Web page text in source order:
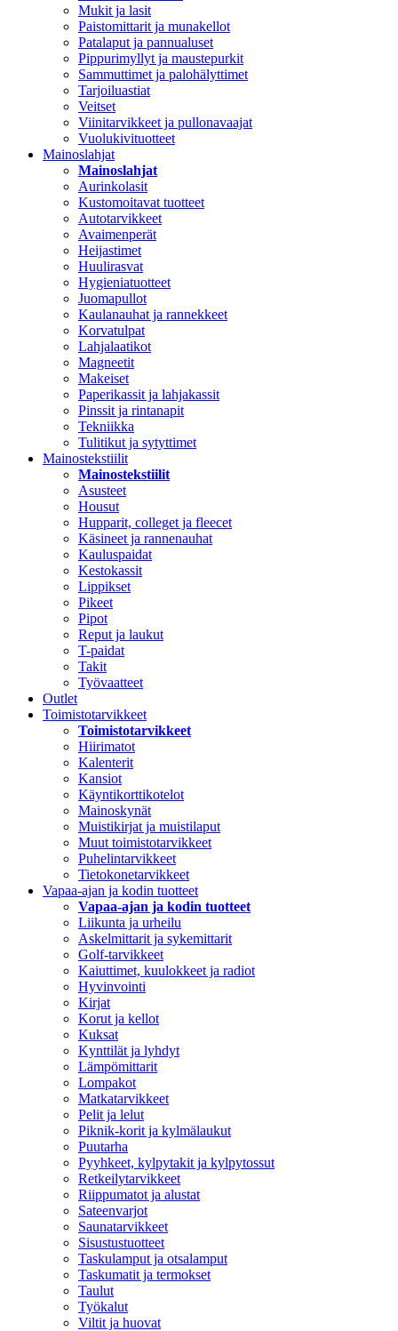
Mukit ja lasit
Paistomittarit ja munakellot
Patalaput ja pannualuset
Pippurimyllyt ja maustepurkit
Sammuttimet ja palohälyttimet
Tarjoiluastiat
Veitset
Viinitarvikkeet ja pullonavaajat
Vuolukivituotteet
Mainoslahjat
Mainoslahjat
Aurinkolasit
Kustomoitavat tuotteet
Autotarvikkeet
Avaimenperät
Heijastimet
Huulirasvat
Hygieniatuotteet
Juomapullot
Kaulanauhat ja rannekkeet
Korvatulpat
Lahjalaatikot
Magneetit
Makeiset
Paperikassit ja lahjakassit
Pinssit ja rintanapit
Tekniikka
Tulitikut ja sytyttimet
Mainostekstiilit
Mainostekstiilit
Asusteet
Housut
Hupparit, colleget ja fleecet
Käsineet ja rannenauhat
Kauluspaidat
Kestokassit
Lippikset
Pikeet
Pipot
Reput ja laukut
T-paidat
Takit
Työvaatteet
Outlet
Toimistotarvikkeet
Toimistotarvikkeet
Hiirimatot
Kalenterit
Kansiot
Käyntikorttikotelot
Mainoskynät
Muistikirjat ja muistilaput
Muut toimistotarvikkeet
Puhelintarvikkeet
Tietokonetarvikkeet
Vapaa-ajan ja kodin tuotteet
Vapaa-ajan ja kodin tuotteet
Liikunta ja urheilu
Askelmittarit ja sykemittarit
Golf-tarvikkeet
Kaiuttimet, kuulokkeet ja radiot
Hyvinvointi
Kirjat
Korut ja kellot
Kuksat
Kynttilät ja lyhdyt
Lämpömittarit
Lompakot
Matkatarvikkeet
Pelit ja lelut
Piknik-korit ja kylmälaukut
Puutarha
Pyyhkeet, kylpytakit ja kylpytossut
Retkeilytarvikkeet
Riippumatot ja alustat
Sateenvarjot
Saunatarvikkeet
Sisustustuotteet
Taskulamput ja otsalamput
Taskumatit ja termokset
Taulut
Työkalut
Viltit ja huovat